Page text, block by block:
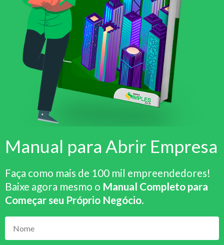
Manual para Abrir Empresa
Faça como mais de 100 mil empreendedores!
Baixe agora mesmo o Manual Completo para
Começar seu Próprio Negócio.